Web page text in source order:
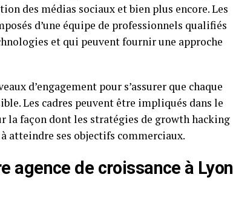
des médias sociaux et bien plus encore. Les
d’une équipe de professionnels qualifiés
et qui peuvent fournir une approche
d’engagement pour s’assurer que chaque
Les cadres peuvent être impliqués dans le
la façon dont les stratégies de growth hacking
atteindre ses objectifs commerciaux.
agence de croissance à Lyon